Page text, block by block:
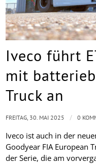
Iveco führt
mit
Truck an
Iveco ist auch in der
Goodyear FIA European
der Serie, die am
FREITAG, 30. MAI 2025 / 0